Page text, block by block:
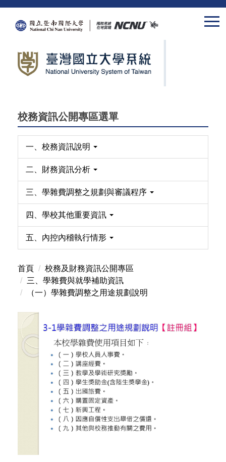
跳
校務資訊公開專區選單
一、校務資訊說明
二、財務資訊分析
三、學雜費調整之規劃與審議程序
四、學校其他重要資訊
五、內控內稽執行情形
首頁
校務及財務資訊公開專區
三、學雜費與就學補助資訊
（一）學雜費調整之用途規劃說明